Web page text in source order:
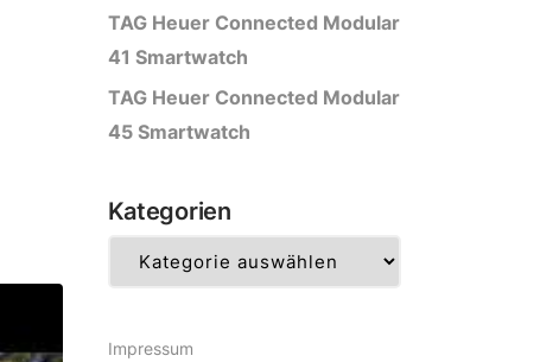
TAG Heuer Connected Modular
41 Smartwatch
TAG Heuer Connected Modular
45 Smartwatch
Kategorien
Impressum